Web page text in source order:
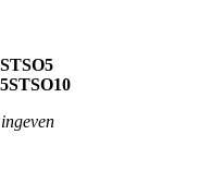
5STSO10